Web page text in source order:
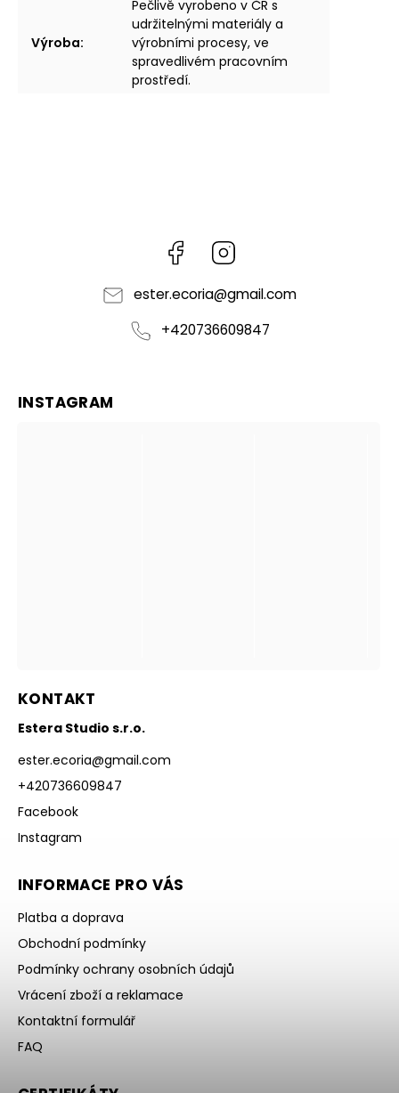
Výroba:
Pečlivě vyrobeno v ČR s
udržitelnými materiály a
výrobními procesy, ve
spravedlivém pracovním
prostředí.
Facebook
ester.ecoria@gmail.com
+420736609847
INSTAGRAM
KONTAKT
Estera Studio s.r.o.
ester.ecoria@gmail.com
+420736609847
Facebook
Instagram
INFORMACE PRO VÁS
Platba a doprava
Obchodní podmínky
Podmínky ochrany osobních údajů
Vrácení zboží a reklamace
Kontaktní formulář
FAQ